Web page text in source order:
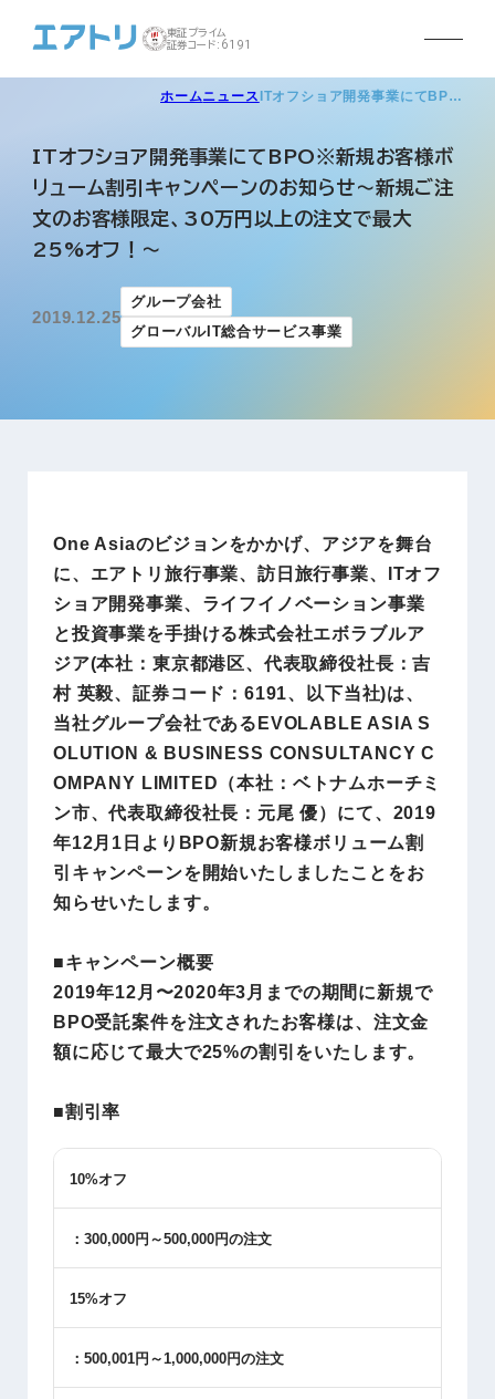
東証プライム
証券コード:6191
ホームニュース ITオフショア開発事業にてBP…
ITオフショア開発事業にてBPO※新規お客様ボ
リューム割引キャンペーンのお知らせ～新規ご注
文のお客様限定、30万円以上の注文で最大
25%オフ！～
2019.12.25
グループ会社
グローバルIT総合サービス事業
One Asiaのビジョンをかかげ、アジアを舞台
に、エアトリ旅行事業、訪日旅行事業、ITオフ
ショア開発事業、ライフイノベーション事業
と投資事業を手掛ける株式会社エボラブルア
ジア(本社：東京都港区、代表取締役社長：吉
村 英毅、証券コード：6191、以下当社)は、
当社グループ会社であるEVOLABLE ASIA S
OLUTION & BUSINESS CONSULTANCY C
OMPANY LIMITED（本社：ベトナムホーチミ
ン市、代表取締役社長：元尾 優）にて、2019
年12月1日よりBPO新規お客様ボリューム割
引キャンペーンを開始いたしましたことをお
知らせいたします。
■キャンペーン概要
2019年12月〜2020年3月までの期間に新規で
BPO受託案件を注文されたお客様は、注文金
額に応じて最大で25%の割引をいたします。
■割引率
10%オフ
： 300,000円～500,000円の注文
15%オフ
： 500,001円～1,000,000円の注文